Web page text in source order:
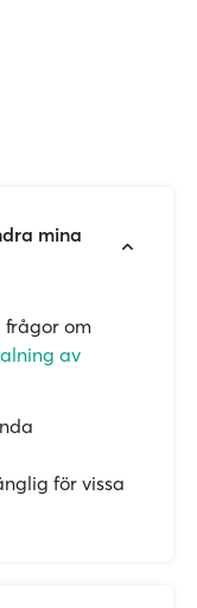
mina
om
av
för vissa